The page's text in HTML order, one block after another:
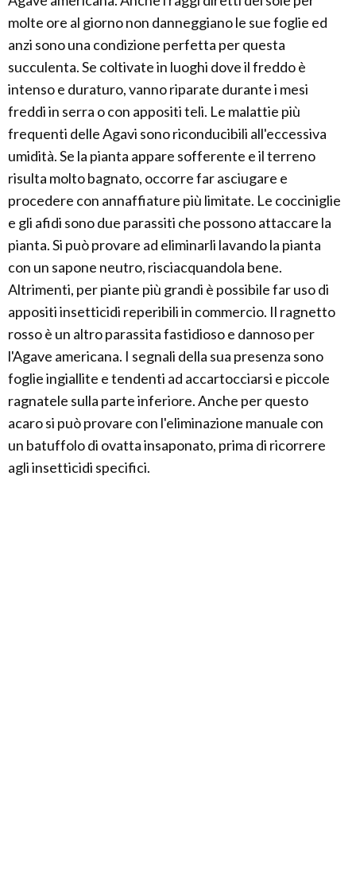
molte ore al giorno non danneggiano le sue foglie ed
anzi sono una condizione perfetta per questa
succulenta. Se coltivate in luoghi dove il freddo è
intenso e duraturo, vanno riparate durante i mesi
freddi in serra o con appositi teli. Le malattie più
frequenti delle Agavi sono riconducibili all'eccessiva
umidità. Se la pianta appare sofferente e il terreno
risulta molto bagnato, occorre far asciugare e
procedere con annaffiature più limitate. Le cocciniglie
e gli afidi sono due parassiti che possono attaccare la
pianta. Si può provare ad eliminarli lavando la pianta
con un sapone neutro, risciacquandola bene.
Altrimenti, per piante più grandi è possibile far uso di
appositi insetticidi reperibili in commercio. Il ragnetto
rosso è un altro parassita fastidioso e dannoso per
l'Agave americana. I segnali della sua presenza sono
foglie ingiallite e tendenti ad accartocciarsi e piccole
ragnatele sulla parte inferiore. Anche per questo
acaro si può provare con l'eliminazione manuale con
un batuffolo di ovatta insaponato, prima di ricorrere
agli insetticidi specifici.